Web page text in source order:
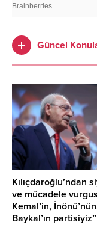
Güncel
Kılıçdaroğlu’ndan
ve mücadele
Kemal’in,
Baykal’ın partisiyiz”